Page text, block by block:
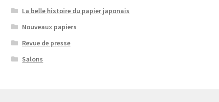
La belle histoire du papier japonais
Nouveaux papiers
Revue de presse
Salons